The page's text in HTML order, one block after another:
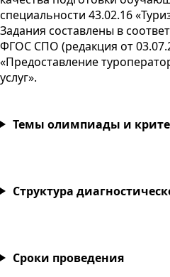
специальности 43.02.16
Задания составлены в
ФГОС СПО (редакция от
«Предоставление
услуг».
Темы олимпиады и
Структура
Сроки проведения